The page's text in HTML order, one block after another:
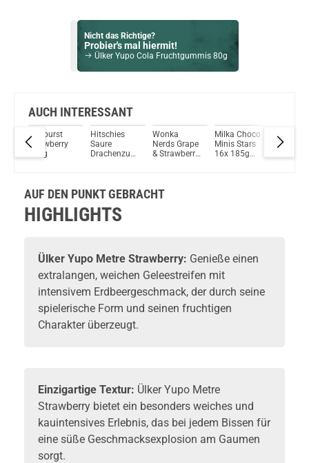
Nicht das Richtige?
Probier's mal hiermit!
Ülker Yupo Cola Fruchtgummis 80g
Lipton Pfirsich Ice Tea 330ml
Du willst Kröten sparen?
Schau mal hier!
Vaptio Pado Pod System Kit Lila
AUCH INTERESSANT
Starburst
Strawberry
138g
Hitschies
Saure
Drachenzungen
Wonka
Nerds Grape
& Strawberry
Milka Choco
Minis Stars
16x 185g
Chupa
Chups
AUF DEN PUNKT GEBRACHT
HIGHLIGHTS
Ülker Yupo Metre Strawberry: Genieße einen
extralangen, weichen Geleestreifen mit
intensivem Erdbeergeschmack, der durch seine
spielerische Form und seinen fruchtigen
Charakter überzeugt.
Einzigartige Textur: Ülker Yupo Metre
Strawberry bietet ein besonders weiches und
kauintensives Erlebnis, das bei jedem Bissen für
eine süße Geschmacksexplosion am Gaumen
sorgt.